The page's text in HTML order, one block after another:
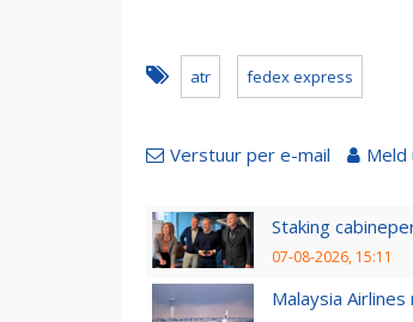
atr fedex express
Verstuur per e-mail Meld
Staking
07-08-2026, 15:11
Malaysia